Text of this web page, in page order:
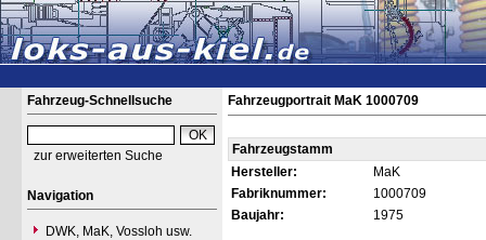
Fahrzeug-Schnellsuche
zur erweiterten Suche
Navigation
DWK, MaK, Vossloh usw.
Fahrzeugportrait MaK 1000709
Fahrzeugstamm
Hersteller:
MaK
Fabriknummer:
1000709
Baujahr:
1975